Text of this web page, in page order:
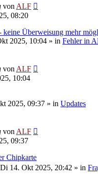
von ALF
08:20
keine Überweisung mehr
2025, 10:04 » in Fehler in
von ALF
10:04
2025, 09:37 » in Updates
von ALF
09:37
Chipkarte
Di 14. Okt 2025, 20:42 » in